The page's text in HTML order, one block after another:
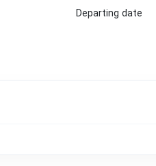
Departing date